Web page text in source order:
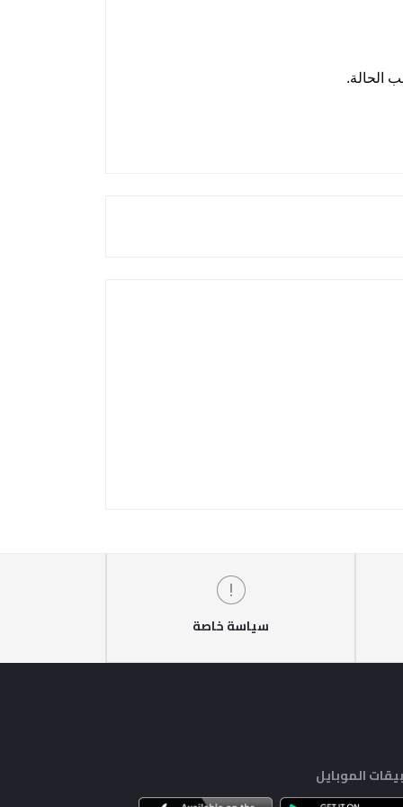
الحالة.
سياسة خاصة
الموبايل